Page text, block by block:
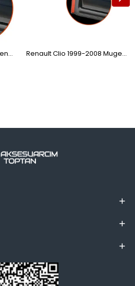
Toyota Yaris 2013 Üstü Mugen Cam Rüzgarlığı 4'lü Renault Clio 1999-2008 Mugen Cam Rüzgarlığı 4'lü